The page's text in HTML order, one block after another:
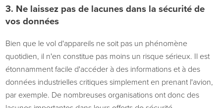
3. Ne laissez pas de lacunes dans la sécurité de
vos données
Bien que le vol d'appareils ne soit pas un phénomène
quotidien, il n'en constitue pas moins un risque sérieux. Il est
étonnamment facile d'accéder à des informations et à des
données industrielles critiques simplement en prenant l'avion,
par exemple. De nombreuses organisations ont donc des